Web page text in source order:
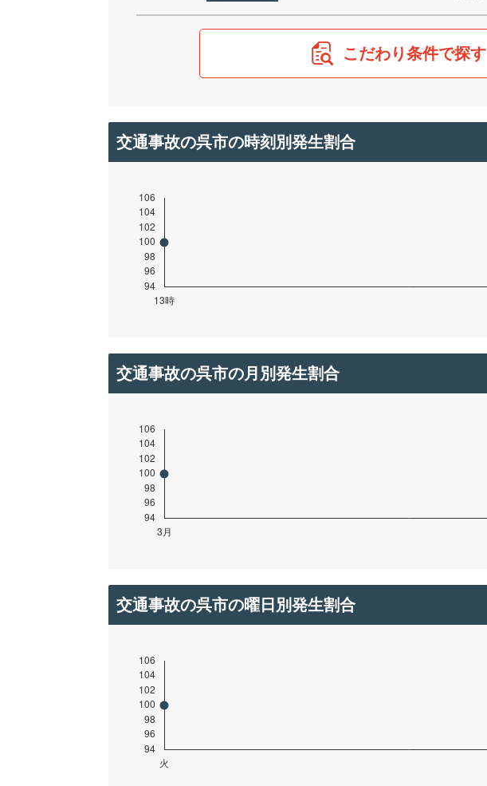
こだわり条件で探す
交通事故の呉市の時刻別発生割合
交通事故の呉市の月別発生割合
交通事故の呉市の曜日別発生割合